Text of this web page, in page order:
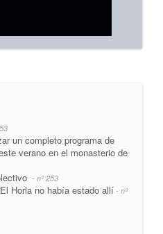
un completo programa de
verano en el monasterio de
- nº 253
Horla no había estado allí - nº